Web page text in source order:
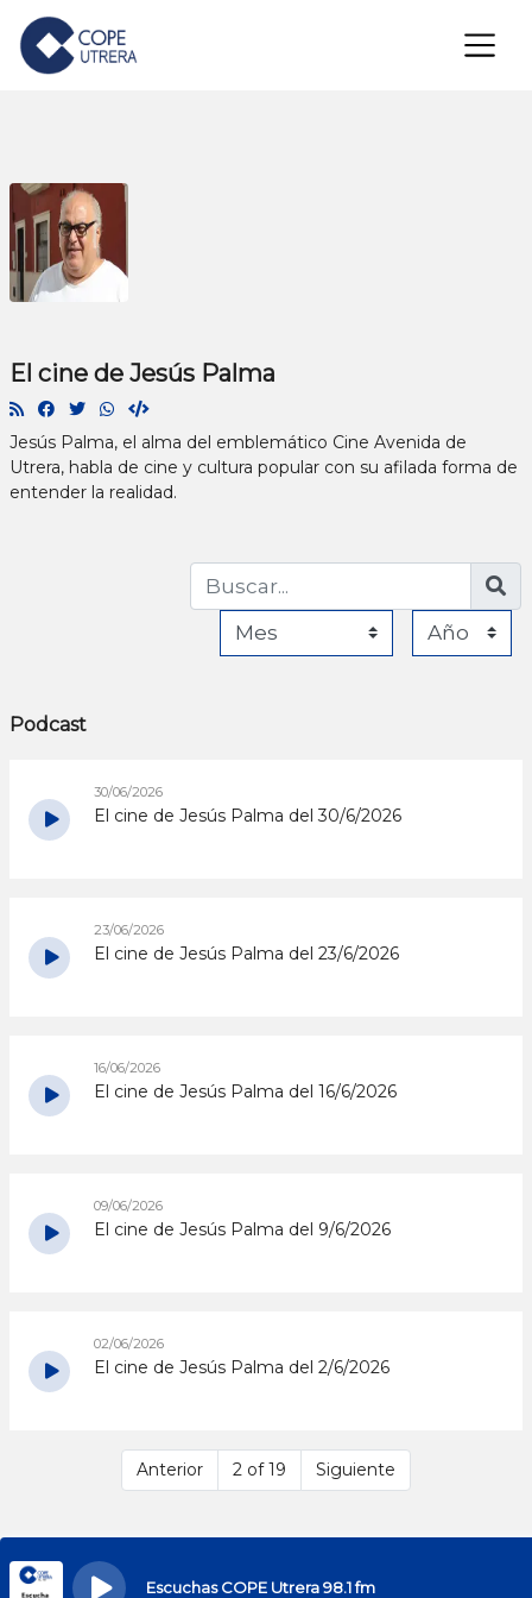
×
El cine de Jesús Palma
Jesús Palma, el alma del emblemático Cine Avenida de
Utrera, habla de cine y cultura popular con su afilada forma de
entender la realidad.
Podcast
30/06/2026
El cine de Jesús Palma del 30/6/2026
23/06/2026
El cine de Jesús Palma del 23/6/2026
16/06/2026
El cine de Jesús Palma del 16/6/2026
09/06/2026
El cine de Jesús Palma del 9/6/2026
02/06/2026
El cine de Jesús Palma del 2/6/2026
Anterior 2 of 19 Siguiente
Escuchas COPE Utrera 98.1 fm